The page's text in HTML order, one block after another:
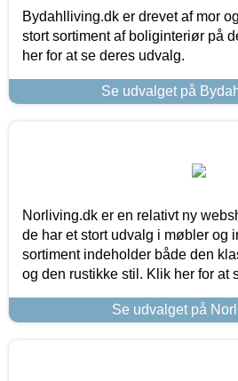
Bydahlliving.dk er drevet af mor
stort sortiment af boliginteriør på
her for at se deres udvalg.
Se udvalget på
Norliving.dk er en relativt ny
de har et stort udvalg i møbler og
sortiment indeholder både den
og den rustikke stil. Klik her for at
Se udvalget på